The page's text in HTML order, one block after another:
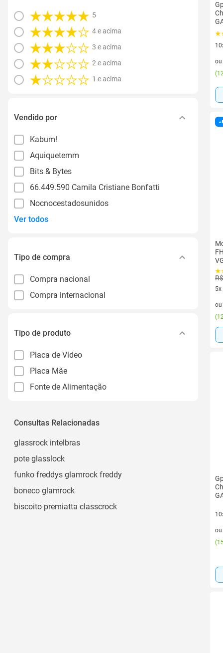
5
4 e acima
3 e acima
2 e acima
1 e acima
Vendido por
Kabum!
Aquiquetemm
Bits & Bytes
66.449.590 Camila Cristiane Bonfatti
Nocnocestadosunidos
Ver todos
Tipo de compra
Compra nacional
Compra internacional
Tipo de produto
Placa de Vídeo
Placa Mãe
Fonte de Alimentação
Consultas Relacionadas
glassrock intelbras
pote glasslock
funko freddys glamrock freddy
boneco glamrock
biscoito premiatta classcrock
ou
(
5x
5
ou
(
ou
(